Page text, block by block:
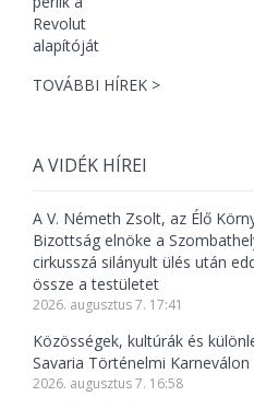
TOVÁBBI HÍREK >
A VIDÉK HÍREI
A V. Németh Zsolt, az Élő
Bizottság elnöke a
cirkusszá silányult ülés után
össze a testületet
2026. augusztus 7. 17:41
Közösségek, kultúrák és
Savaria Történelmi Karneválon
2026. augusztus 7. 16:58